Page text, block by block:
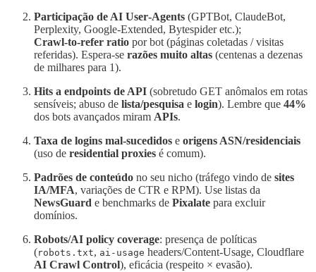
Participação de AI User‑Agents (GPTBot, ClaudeBot,
Perplexity, Google‑Extended, Bytespider etc.);
Crawl‑to‑refer ratio por bot (páginas coletadas / visitas
referidas). Espera‑se razões muito altas (centenas a dezenas
de milhares para 1).
Hits a endpoints de API (sobretudo GET anômalos em rotas
sensíveis; abuso de lista/pesquisa e login). Lembre que 44%
dos bots avançados miram APIs.
Taxa de logins mal‑sucedidos e origens ASN/residenciais
(uso de residential proxies é comum).
Padrões de conteúdo no seu nicho (tráfego vindo de sites
IA/MFA, variações de CTR e RPM). Use listas da
NewsGuard e benchmarks de Pixalate para excluir
domínios.
Robots/AI policy coverage: presença de políticas
(robots.txt, ai‑usage headers/Content‑Usage, Cloudflare
AI Crawl Control), eficácia (respeito × evasão).